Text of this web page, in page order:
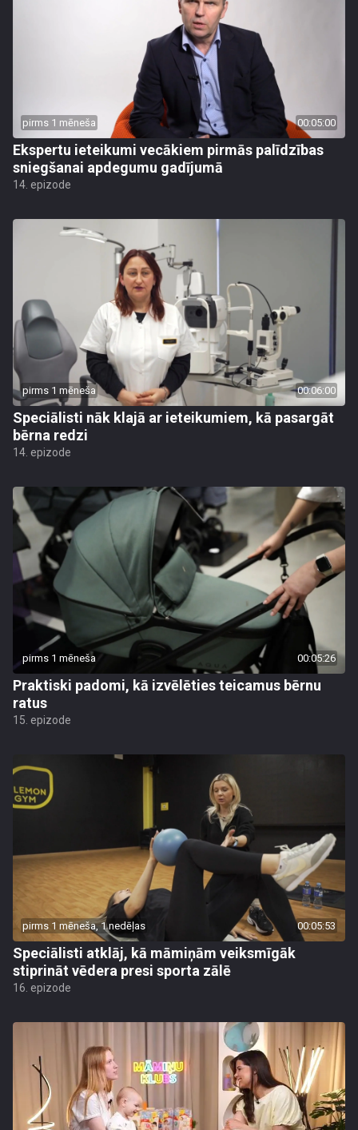
pirms 1 mēneša 00:05:00
Ekspertu ieteikumi vecākiem pirmās palīdzības
sniegšanai apdegumu gadījumā
14. epizode
pirms 1 mēneša 00:06:00
Speciālisti nāk klajā ar ieteikumiem, kā pasargāt
bērna redzi
14. epizode
pirms 1 mēneša 00:05:26
Praktiski padomi, kā izvēlēties teicamus bērnu
ratus
15. epizode
pirms 1 mēneša, 1 nedēļas 00:05:53
Speciālisti atklāj, kā māmiņām veiksmīgāk
stiprināt vēdera presi sporta zālē
16. epizode